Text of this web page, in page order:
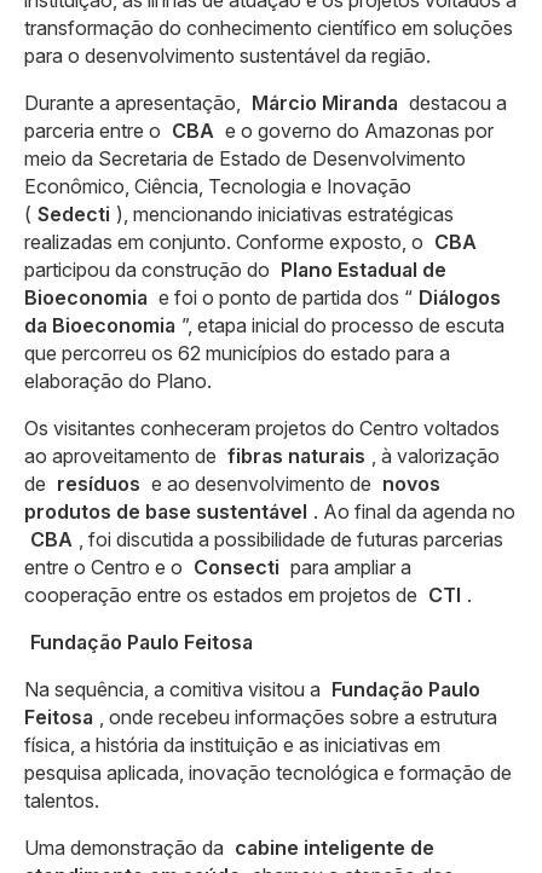
transformação do conhecimento científico em soluções
para o desenvolvimento sustentável da região.
Durante a apresentação, Márcio Miranda destacou a
parceria entre o CBA e o governo do Amazonas por
meio da Secretaria de Estado de Desenvolvimento
Econômico, Ciência, Tecnologia e Inovação
( Sedecti ), mencionando iniciativas estratégicas
realizadas em conjunto. Conforme exposto, o CBA
participou da construção do Plano Estadual de
Bioeconomia e foi o ponto de partida dos “ Diálogos
da Bioeconomia ”, etapa inicial do processo de escuta
que percorreu os 62 municípios do estado para a
elaboração do Plano.
Os visitantes conheceram projetos do Centro voltados
ao aproveitamento de fibras naturais , à valorização
de resíduos e ao desenvolvimento de novos
produtos de base sustentável . Ao final da agenda no
CBA , foi discutida a possibilidade de futuras parcerias
entre o Centro e o Consecti para ampliar a
cooperação entre os estados em projetos de CTI .
Fundação Paulo Feitosa
Na sequência, a comitiva visitou a Fundação Paulo
Feitosa , onde recebeu informações sobre a estrutura
física, a história da instituição e as iniciativas em
pesquisa aplicada, inovação tecnológica e formação de
talentos.
Uma demonstração da cabine inteligente de